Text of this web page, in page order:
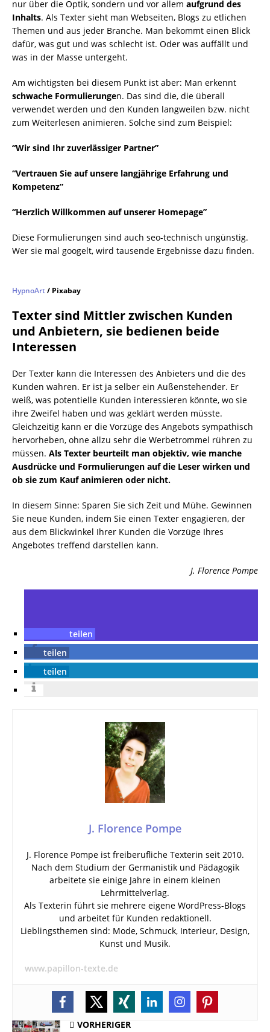
nur über die Optik, sondern und vor allem aufgrund des
Inhalts. Als Texter sieht man Webseiten, Blogs zu etlichen
Themen und aus jeder Branche. Man bekommt einen Blick
dafür, was gut und was schlecht ist. Oder was auffällt und
was in der Masse untergeht.
Am wichtigsten bei diesem Punkt ist aber: Man erkennt
schwache Formulierungen. Das sind die, die überall
verwendet werden und den Kunden langweilen bzw. nicht
zum Weiterlesen animieren. Solche sind zum Beispiel:
“Wir sind Ihr zuverlässiger Partner”
“Vertrauen Sie auf unsere langjährige Erfahrung und
Kompetenz”
“Herzlich Willkommen auf unserer Homepage”
Diese Formulierungen sind auch seo-technisch ungünstig.
Wer sie mal googelt, wird tausende Ergebnisse dazu finden.
HypnoArt/ Pixabay
Texter sind Mittler zwischen Kunden
und Anbietern, sie bedienen beide
Interessen
Der Texter kann die Interessen des Anbieters und die des
Kunden wahren. Er ist ja selber ein Außenstehender. Er
weiß, was potentielle Kunden interessieren könnte, wo sie
ihre Zweifel haben und was geklärt werden müsste.
Gleichzeitig kann er die Vorzüge des Angebots sympathisch
hervorheben, ohne allzu sehr die Werbetrommel rühren zu
müssen. Als Texter beurteilt man objektiv, wie manche
Ausdrücke und Formulierungen auf die Leser wirken und
ob sie zum Kauf animieren oder nicht.
In diesem Sinne: Sparen Sie sich Zeit und Mühe. Gewinnen
Sie neue Kunden, indem Sie einen Texter engagieren, der
aus dem Blickwinkel Ihrer Kunden die Vorzüge Ihres
Angebotes treffend darstellen kann.
J. Florence Pompe
teilen
teilen
teilen
J. Florence Pompe
J. Florence Pompe ist freiberufliche Texterin seit 2010.
Nach dem Studium der Germanistik und Pädagogik
arbeitete sie einige Jahre in einem kleinen
Lehrmittelverlag.
Als Texterin führt sie mehrere eigene WordPress-Blogs
und arbeitet für Kunden redaktionell.
Lieblingsthemen sind: Mode, Schmuck, Interieur, Design,
Kunst und Musik.
www.papillon-texte.de
VORHERIGER